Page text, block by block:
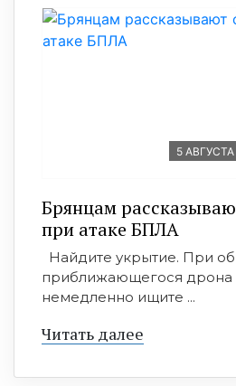
5 АВГУСТА
Брянцам
при атаке БПЛА
Найдите укрытие. При
приближающегося дрона
немедленно ищите ...
Читать далее